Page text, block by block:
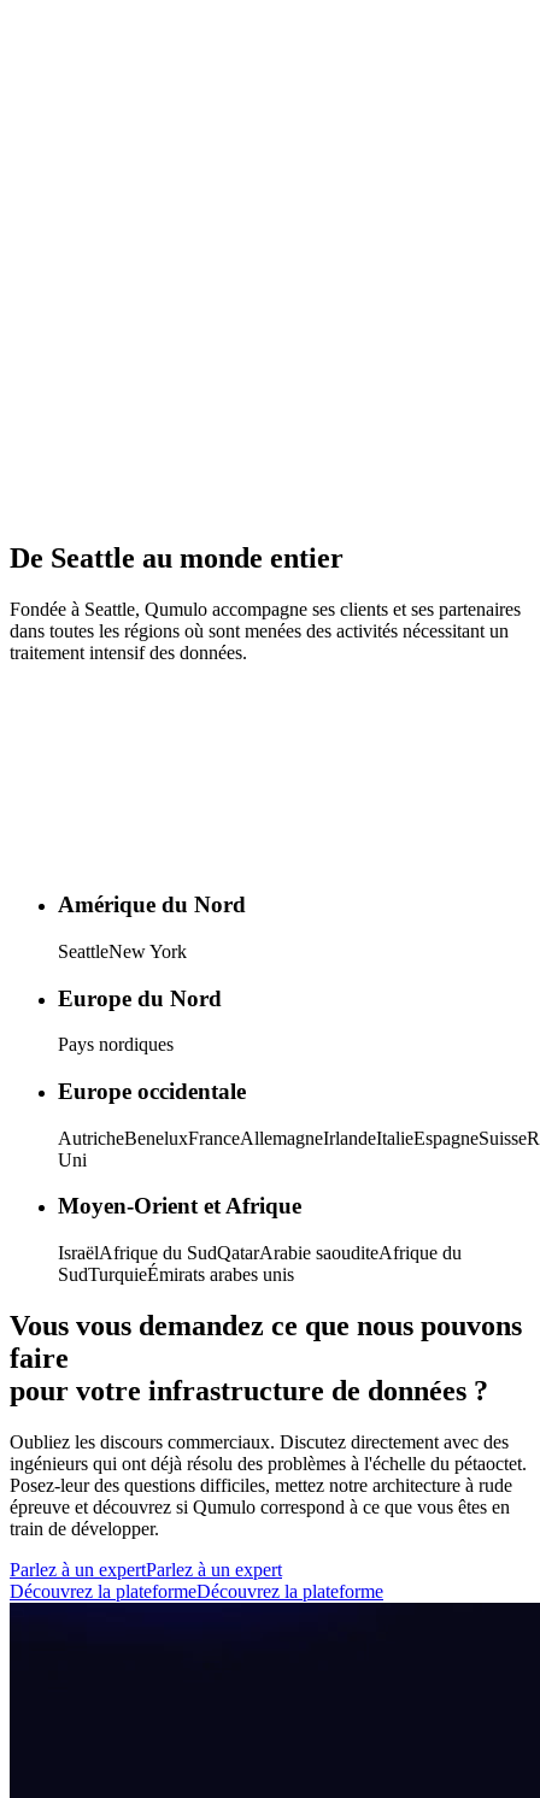
De Seattle au monde entier
Fondée à Seattle, Qumulo accompagne ses clients et ses partenaires
dans toutes les régions où sont menées des activités nécessitant un
traitement intensif des données.
Amérique du Nord
SeattleNew York
Europe du Nord
Pays nordiques
Europe occidentale
AutricheBeneluxFranceAllemagneIrlandeItalieEspagneSuisse
Uni
Moyen-Orient et Afrique
IsraëlAfrique du SudQatarArabie saouditeAfrique du
SudTurquieÉmirats arabes unis
Vous vous demandez ce que nous pouvons
faire
pour votre infrastructure de données ?
Oubliez les discours commerciaux. Discutez directement avec des
ingénieurs qui ont déjà résolu des problèmes à l'échelle du pétaoctet.
Posez-leur des questions difficiles, mettez notre architecture à rude
épreuve et découvrez si Qumulo correspond à ce que vous êtes en
train de développer.
Parlez à un expertParlez à un expert
Découvrez la plateformeDécouvrez la plateforme